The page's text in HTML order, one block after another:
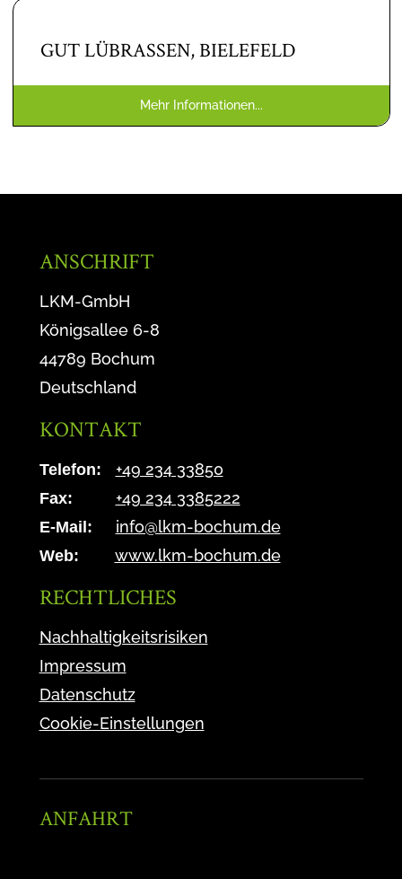
GUT LÜBRASSEN, BIELEFELD
Mehr Informationen...
ANSCHRIFT
LKM-GmbH
Königsallee 6-8
44789 Bochum
Deutschland
KONTAKT
Telefon: +49 234 33850
Fax: +49 234 3385222
E-Mail: info@lkm-bochum.de
Web: www.lkm-bochum.de
RECHTLICHES
Nachhaltigkeitsrisiken
Impressum
Datenschutz
Cookie-Einstellungen
ANFAHRT